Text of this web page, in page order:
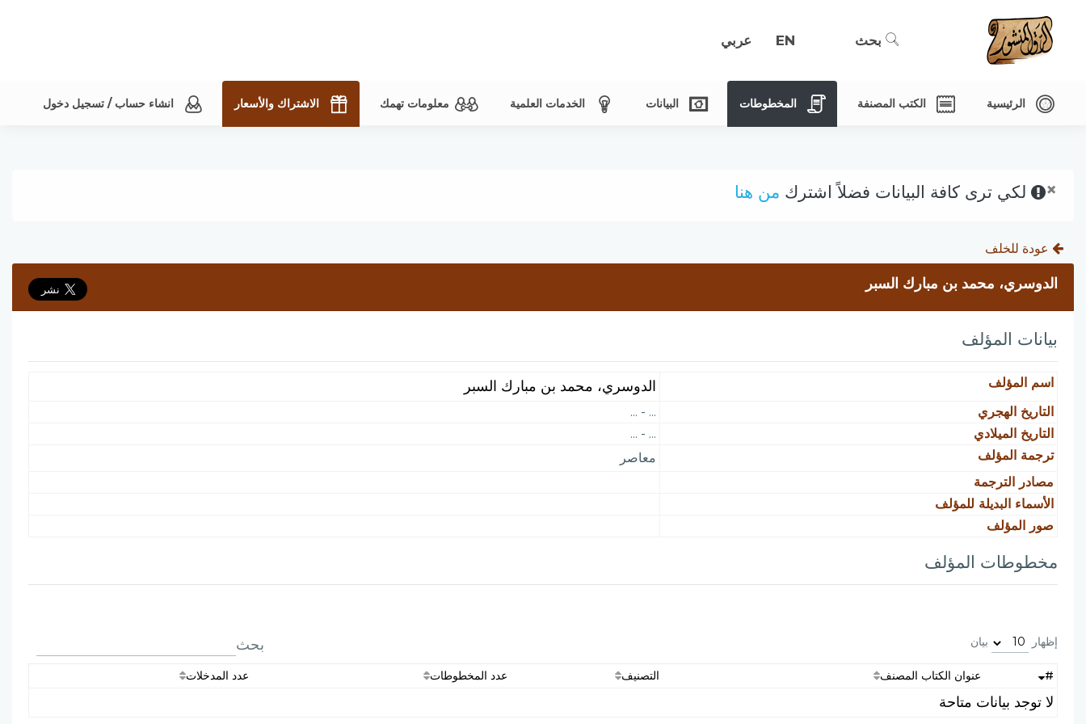
بحث EN عربي
الرئيسية الكتب المصنفة المخطوطات البيانات الخدمات العلمية معلومات تهمك الاشتراك والأسعار انشاء حساب / تسجيل دخول
× لكي ترى كافة البيانات فضلاً اشترك من هنا
عودة للخلف
الدوسري، محمد بن مبارك السبر
بيانات المؤلف
اسم المؤلف الدوسري، محمد بن مبارك السبر
التاريخ الهجري
... - ...
التاريخ الميلادي
... - ...
ترجمة المؤلف
معاصر
مصادر الترجمة
الأسماء البديلة للمؤلف
صور المؤلف
مخطوطات المؤلف
إظهار بيان بحث
# عنوان الكتاب المصنف التصنيف عدد المخطوطات عدد المدخلات
لا توجد بيانات متاحة